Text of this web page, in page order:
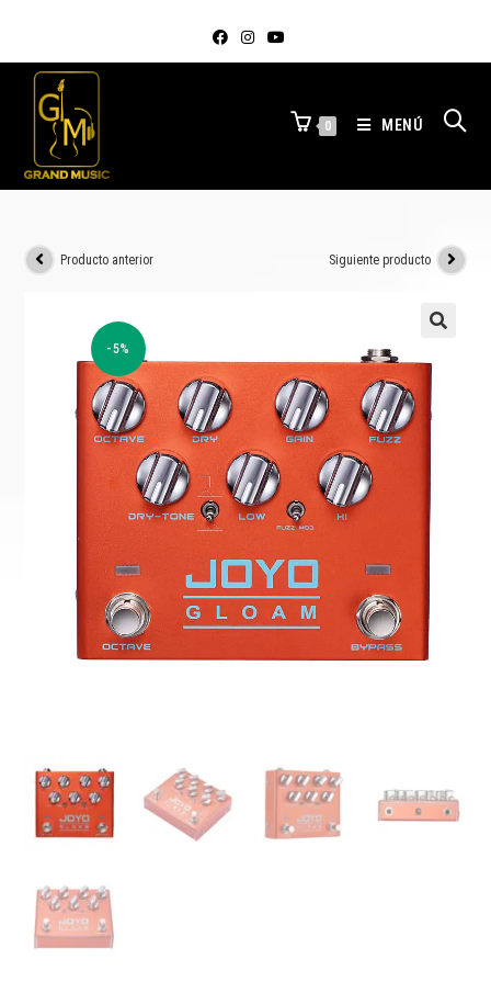
0 MENÚ
-5%
Producto anterior Siguiente producto